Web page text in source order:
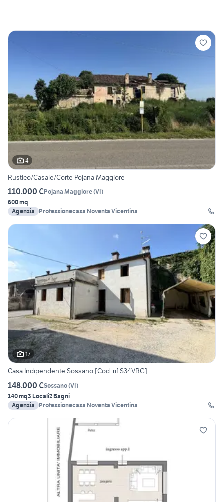
4
Rustico/Casale/Corte Pojana Maggiore
110.000 €Pojana Maggiore(VI)
600 mq
Agenzia
Professionecasa Noventa Vicentina
17
Casa Indipendente Sossano [Cod. rif S34VRG]
148.000 €Sossano(VI)
140 mq3 Locali2 Bagni
Agenzia
Professionecasa Noventa Vicentina